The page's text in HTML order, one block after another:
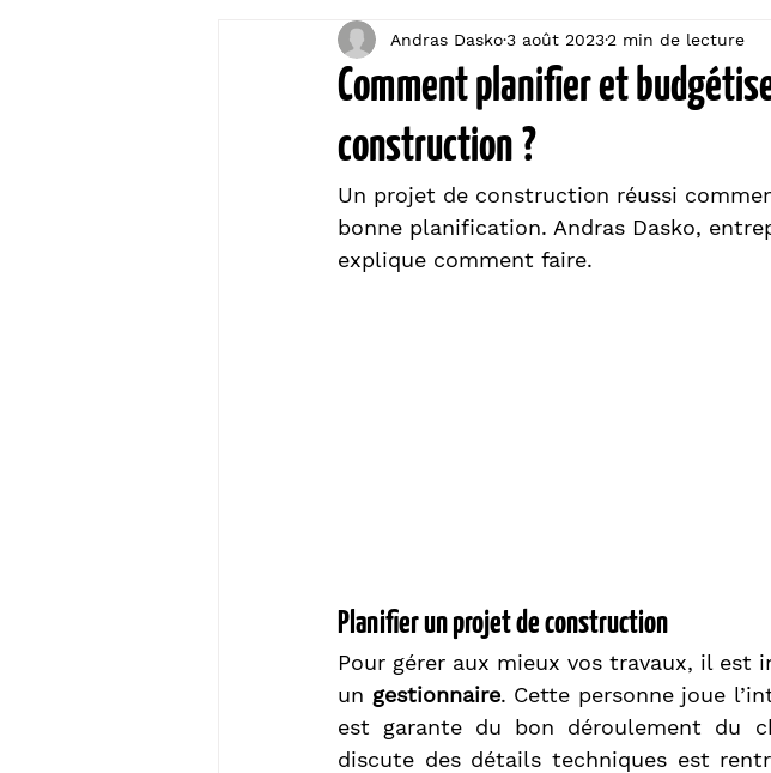
Comment planifier et
construction ?
Andras Dasko3 août 20232 min de lecture
Un projet de construction réussi
bonne planification. Andras Dasko,
explique comment faire.
Planifier un projet de construction
Pour gérer aux mieux vos travaux, il est
un gestionnaire. Cette personne joue
est garante du bon déroulement du
discute des détails techniques est